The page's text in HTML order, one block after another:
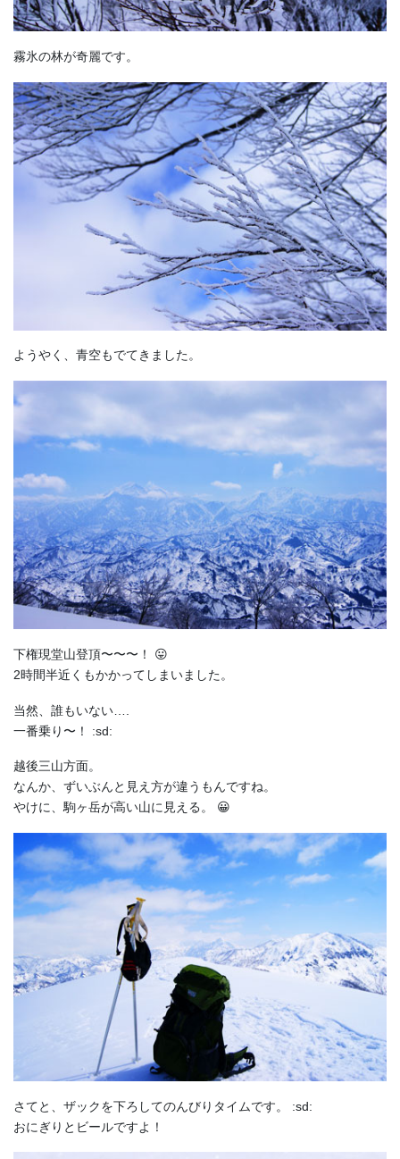
霧氷の林が奇麗です。
ようやく、青空もでてきました。
下権現堂山登頂〜〜〜！ 😛
2時間半近くもかかってしまいました。
当然、誰もいない….
一番乗り〜！ :sd:
越後三山方面。
なんか、ずいぶんと見え方が違うもんですね。
やけに、駒ヶ岳が高い山に見える。 😀
さてと、ザックを下ろしてのんびりタイムです。 :sd:
おにぎりとビールですよ！